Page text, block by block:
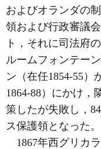
およびオランダの
領および行政審議
ト，それに司法府
ルームフォンテー
ン（在任1854-55）
1864-88）にかけ，
策したが失敗し，
ス保護領となった。
1867年西グリカ